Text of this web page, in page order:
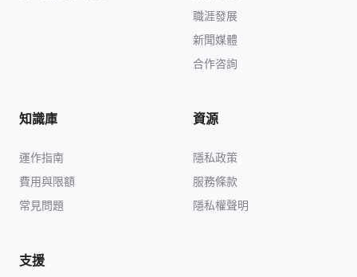
職涯發展
新聞媒體
合作咨詢
知識庫
運作指南
費用與限額
常見問題
資源
隱私政策
服務條款
隱私權聲明
支援